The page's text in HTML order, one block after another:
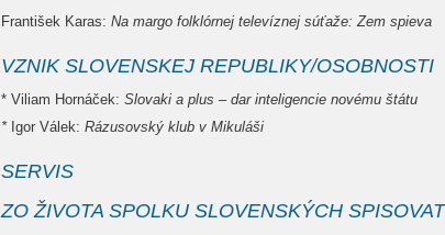
František Karas: Na margo folklórnej televíznej súťaže: Zem spieva
VZNIK SLOVENSKEJ REPUBLIKY/OSOBNOSTI
* Viliam Hornáček: Slovaki a plus – dar inteligencie novému štátu
*Igor Válek: Rázusovský klub v Mikuláši
SERVIS
ZO ŽIVOTA SPOLKU SLOVENSKÝCH